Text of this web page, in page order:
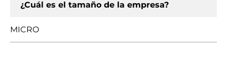
¿Cuál es el tamaño de la empresa?
MICRO